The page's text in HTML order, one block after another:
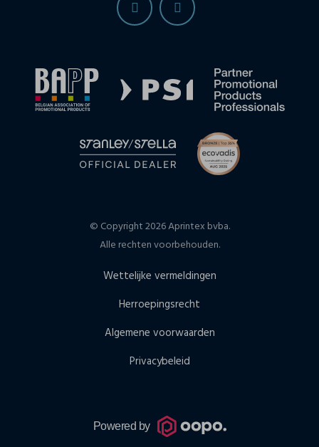
© Copyright 2026 Aprintex bvba.
Alle rechten voorbehouden.
Wettelijke vermeldingen
Herroepingsrecht
Algemene voorwaarden
Privacybeleid
Powered by